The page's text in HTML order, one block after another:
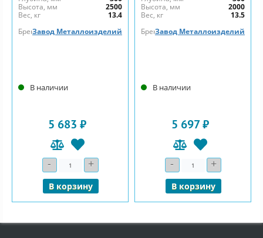
Высота, мм
2500
Вес, кг
13.4
БрендЗавод Металлоизделий
В наличии
5 683 ₽
- Количество+
В корзину
Высота, мм
2000
Вес, кг
13.5
БрендЗавод Металлоизделий
В наличии
5 697 ₽
- Количество+
В корзину